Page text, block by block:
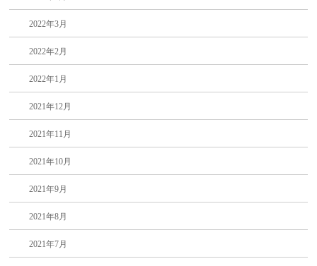
2022年3月
2022年2月
2022年1月
2021年12月
2021年11月
2021年10月
2021年9月
2021年8月
2021年7月